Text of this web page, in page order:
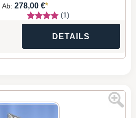
Ab: 278,00 €*
(1)
DETAILS